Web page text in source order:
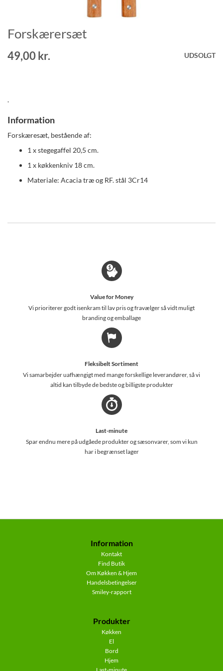
Gå
til
starten
af
Forskærersæt
49,00 kr. UDSOLGT
.
Information
Forskæresæt, bestående af:
1 x stegegaffel 20,5 cm.
1 x køkkenkniv 18 cm.
Materiale: Acacia træ og RF. stål 3Cr14
Value for Money
Vi prioriterer godt isenkram til lav pris og fravælger så vidt muligt
branding og emballage
Fleksibelt Sortiment
Vi samarbejder uafhængigt med mange forskellige leverandører, så vi
altid kan tilbyde de bedste og billigste produkter
Last-minute
Spar endnu mere på udgåede produkter og sæsonvarer, som vi kun
har i begrænset lager
Information
Kontakt
Find Butik
Om Køkken & Hjem
Handelsbetingelser
Smiley-rapport
Produkter
Køkken
El
Bord
Hjem